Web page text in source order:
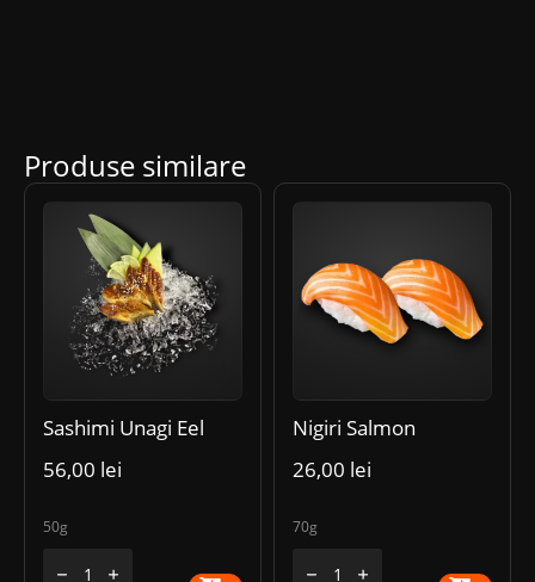
Produse similare
Sashimi Unagi Eel
56,00 lei
50g
Cantitate
Nigiri Salmon
26,00 lei
70g
Cantitate